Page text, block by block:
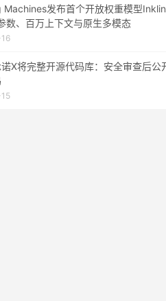
发布首个开放权重模型
数、百万上下文与原生多模态
X将完整开源代码库：安全审查后公